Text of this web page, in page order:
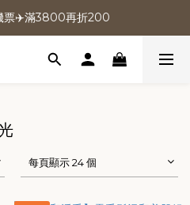
票✈️滿3800再折200
票✈️滿3800再折200
員回饋5% (最高)
每頁顯示 24 個